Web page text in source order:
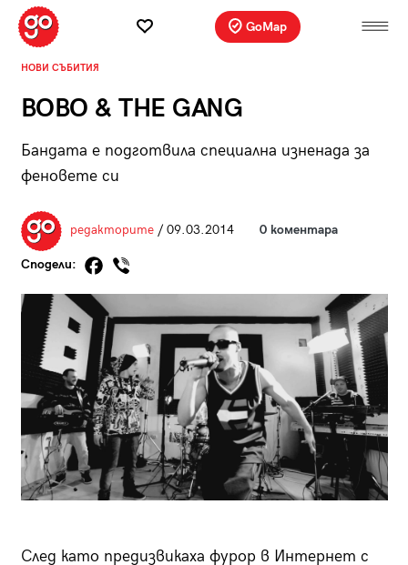
GoMap
НОВИ СЪБИТИЯ
BOBO & THE GANG
Бандата е подготвила специална изненада за
феновете си
редакторите/ 09.03.2014 0 коментара
Сподели:
След като предизвикаха фурор в Интернет с